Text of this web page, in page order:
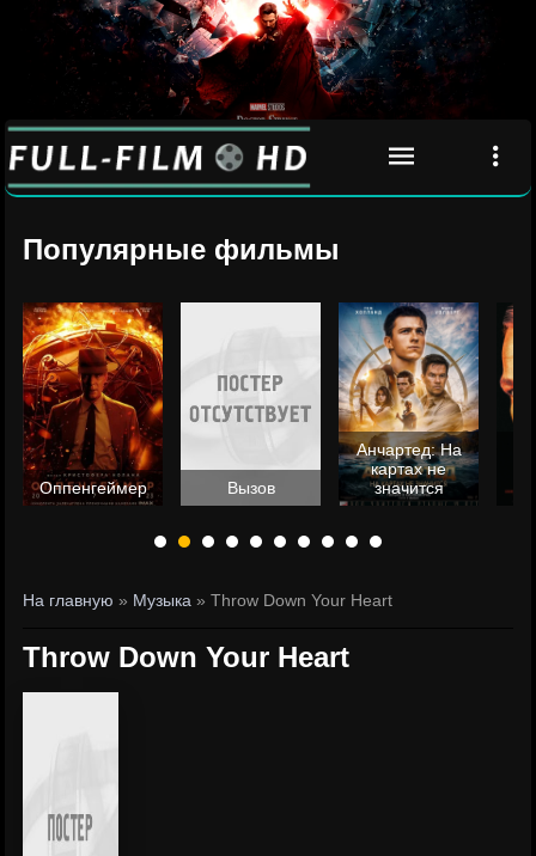
Популярные фильмы
Оппенгеймер Вызов
Анчартед: На
картах не
значится
На главную » Музыка » Throw Down Your Heart
Throw Down Your Heart